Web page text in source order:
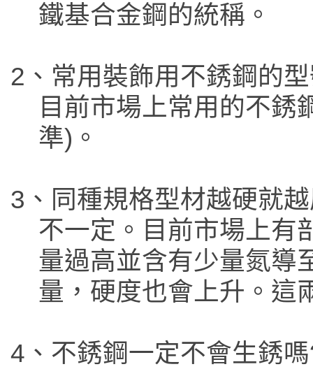
鐵基合金鋼的統稱。
2、常用裝飾用不銹鋼的
目前市場上常用的不銹
準)。
3、同種規格型材越硬就
不一定。目前市場上有
量過高並含有少量氮導
量，硬度也會上升。這
4、不銹鋼一定不會生銹